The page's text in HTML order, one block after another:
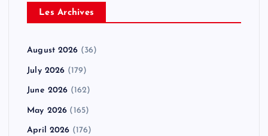
Les Archives
August 2026 (36)
July 2026 (179)
June 2026 (162)
May 2026 (165)
April 2026 (176)